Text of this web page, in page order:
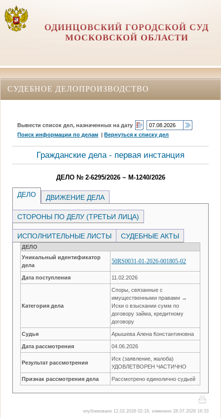
ОДИНЦОВСКИЙ ГОРОДСКОЙ СУД
МОСКОВСКОЙ ОБЛАСТИ
СУДЕБНОЕ ДЕЛОПРОИЗВОДСТВО
Вывести список дел, назначенных на дату
Поиск информации по делам |Вернуться к списку дел
Гражданские дела - первая инстанция
ДЕЛО № 2-6295/2026 ~ М-1240/2026
ДЕЛО ДВИЖЕНИЕ ДЕЛА
СТОРОНЫ ПО ДЕЛУ (ТРЕТЬИ ЛИЦА)
ИСПОЛНИТЕЛЬНЫЕ ЛИСТЫ СУДЕБНЫЕ АКТЫ
ДЕЛО
Уникальный идентификатор
дела
50RS0031-01-2026-001805-02
Дата поступления 11.02.2026
Категория дела
Споры, связанные с
имущественными правами →
Иски о взыскании сумм по
договору займа, кредитному
договору
Судья Арышева Алена Константиновна
Дата рассмотрения 04.06.2026
Результат рассмотрения
Иск (заявление, жалоба)
УДОВЛЕТВОРЕН ЧАСТИЧНО
Признак рассмотрения дела Рассмотрено единолично судьей
опубликовано 12.02.2026 02:18, изменено 28.07.2026 16:33